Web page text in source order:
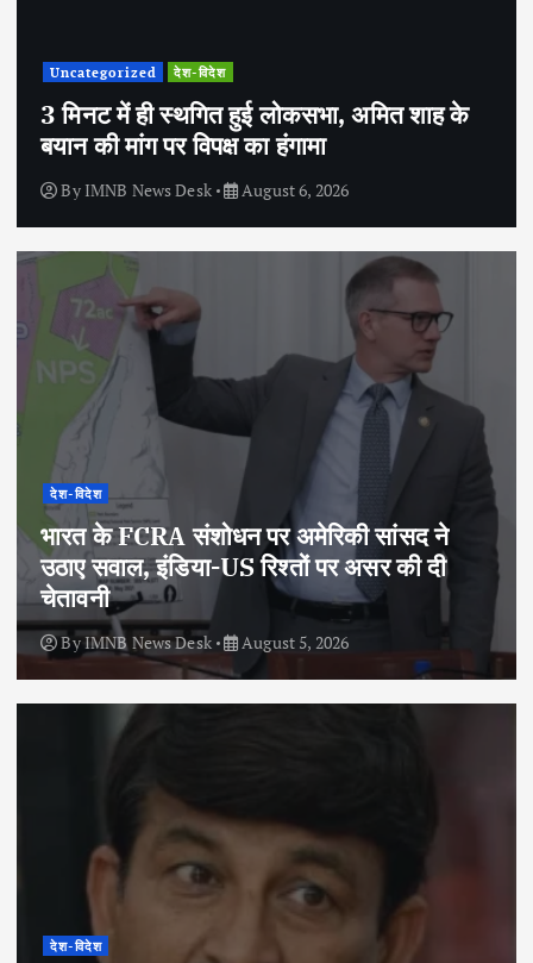
Uncategorized देश-विदेश
3 मिनट में ही स्थगित हुई लोकसभा, अमित शाह के
बयान की मांग पर विपक्ष का हंगामा
By IMNB News Desk August 6, 2026
देश-विदेश
भारत के FCRA संशोधन पर अमेरिकी सांसद ने
उठाए सवाल, इंडिया-US रिश्तों पर असर की दी
चेतावनी
ByIMNB News Desk August 5, 2026
देश-विदेश